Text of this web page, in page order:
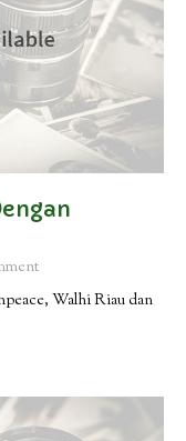
Walhi Riau dan